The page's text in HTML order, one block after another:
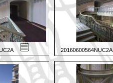
20160600564NUC2A